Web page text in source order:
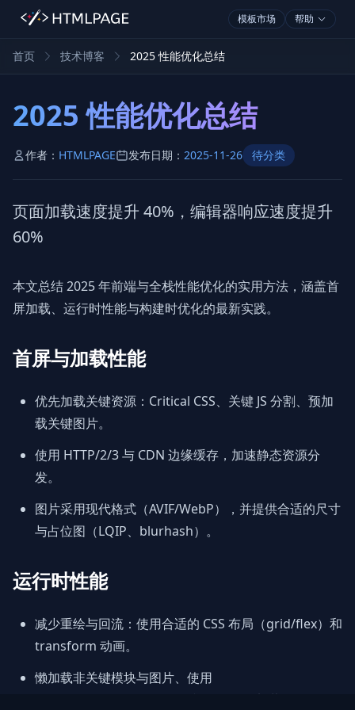
模板市场 帮助
首页 技术博客 2025 性能优化总结
2025 性能优化总结
作者： HTMLPAGE 发布日期： 2025-11-26 待分类
页面加载速度提升 40%，编辑器响应速度提升
60%
本文总结 2025 年前端与全栈性能优化的实用方法，涵盖首
屏加载、运行时性能与构建时优化的最新实践。
首屏与加载性能
优先加载关键资源：Critical CSS、关键 JS 分割、预加
载关键图片。
使用 HTTP/2/3 与 CDN 边缘缓存，加速静态资源分
发。
图片采用现代格式（AVIF/WebP），并提供合适的尺寸
与占位图（LQIP、blurhash）。
运行时性能
减少重绘与回流：使用合适的 CSS 布局（grid/flex）和
transform 动画。
懒加载非关键模块与图片、使用
IntersectionObserver 优化视口外资源加载。